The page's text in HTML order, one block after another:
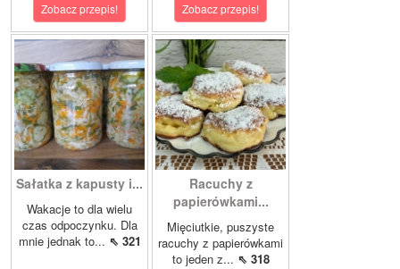
Zobacz przepis! Zobacz przepis!
Sałatka z kapusty i...
Wakacje to dla wielu
czas odpoczynku. Dla
mnie jednak to... ⇖ 321
Racuchy z
papierówkami...
Mięciutkie, puszyste
racuchy z papierówkami
to jeden z... ⇖ 318